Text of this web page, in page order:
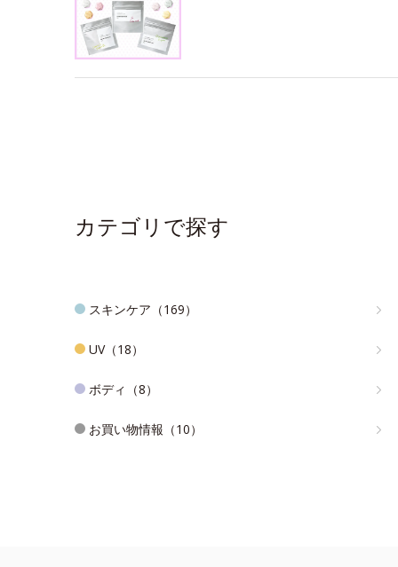
カテゴリで探す
スキンケア（169）
UV（18）
ボディ（8）
お買い物情報（10）